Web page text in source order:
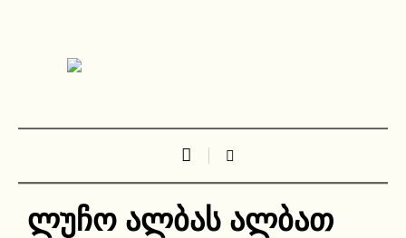
ლუჩო ალბას ალბათ